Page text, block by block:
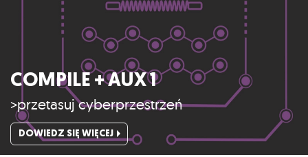
COMPILE + AUX 1
>przetasuj cyberprzestrzeń
DOWIEDZ SIĘ WIĘCEJ